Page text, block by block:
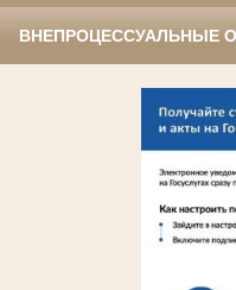
ВНЕПРОЦЕССУАЛЬНЫЕ